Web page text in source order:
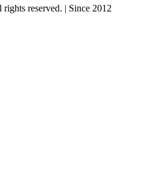
reserved. | Since 2012